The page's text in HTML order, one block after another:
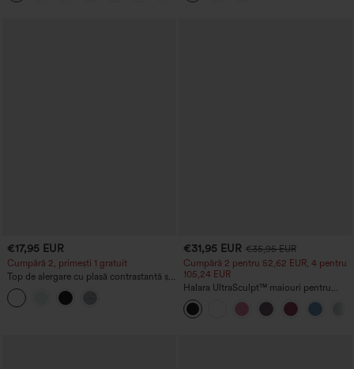
€17,95 EUR
Cumpără 2, primești 1 gratuit
Top de alergare cu plasă contrastantă și
tiv curbat
€31,95 EUR €35,95 EUR
Cumpără 2 pentru 52,62 EUR, 4 pentru
105,24 EUR
Halara UltraSculpt™ maiouri pentru
alergare, cu decolteu rotund și spate
încrucișat — cupe DD–F